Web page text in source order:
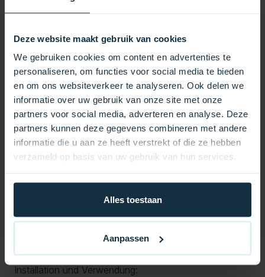
Deze website maakt gebruik van cookies
We gebruiken cookies om content en advertenties te
personaliseren, om functies voor social media te bieden
en om ons websiteverkeer te analyseren. Ook delen we
informatie over uw gebruik van onze site met onze
partners voor social media, adverteren en analyse. Deze
partners kunnen deze gegevens combineren met andere
informatie die u aan ze heeft verstrekt of die ze hebben
verzameld op basis van uw gebruik van hun services.
Alles toestaan
Aanpassen
Typ Konfiguration SPNO (einpoliger Schließer)
Schaltleistung 16 A resistiv, 4 A induktiv (1 PS-Pumpe)
Druckbereich 1–6 PSI
Gewindegröße 1/8 Zoll MPT
Abmessungen Höhe: 70 mm, Durchmesser: 50 mm
Außendurchmesser Gewinde 9 mm
Anschlüsse 2 Flachstecker
Anwendungen:
Spa- und Whirlpoolsysteme: Ideal für Druckmessung
und -schaltung in Heizsystemen.
Drucküberwachung.
Pumpen: Unterstützt den sicheren Betrieb von Pumpen
verbreitet in Spas und Heizungsanlagen in ganz
Europa und Großbritannien.
Installation und Verwendung: